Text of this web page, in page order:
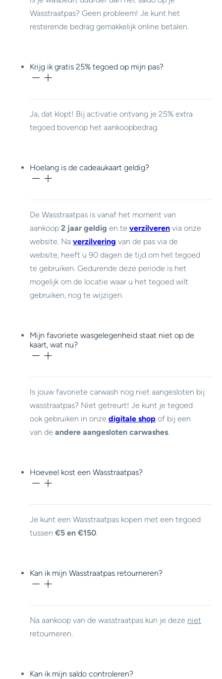
Wasstraatpas? Geen probleem! Je kunt het
resterende bedrag gemakkelijk online betalen.
Krijg ik gratis 25% tegoed op mijn pas?
Ja, dat klopt! Bij activatie ontvang je 25% extra
tegoed bovenop het aankoopbedrag.
Hoelang is de cadeaukaart geldig?
De Wasstraatpas is vanaf het moment van
aankoop 2 jaar geldig en te verzilveren via onze
website. Na verzilvering van de pas via de
website, heeft u 90 dagen de tijd om het tegoed
te gebruiken. Gedurende deze periode is het
mogelijk om de locatie waar u het tegoed wilt
gebruiken, nog te wijzigen.
Mijn favoriete wasgelegenheid staat niet op de
kaart, wat nu?
Is jouw favoriete carwash nog niet aangesloten bij
wasstraatpas? Niet getreurt! Je kunt je tegoed
ook gebruiken in onze digitale shop of bij een
van de andere aangesloten carwashes
Hoeveel kost een Wasstraatpas?
Je kunt een Wasstraatpas kopen met een tegoed
tussen €5 en €150
Kan ik mijn Wasstraatpas retourneren?
Na aankoop van de wasstraatpas kun je deze niet
retourneren.
Kan ik mijn saldo controleren?